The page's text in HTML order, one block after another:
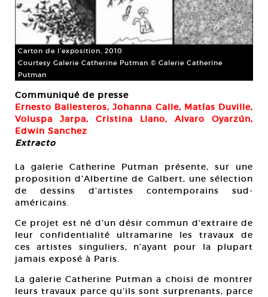
Carton de l’exposition, 2010
Courtesy Galerie Catherine Putman © Galerie Catherine
Putman
Communiqué de presse
Ernesto Ballesteros, Johanna Calle, Matías Duville,
Voluspa Jarpa, Cristina Llano, Alvaro Oyarzún,
Edwin Sanchez
Extracto
La galerie Catherine Putman présente, sur une
proposition d’Albertine de Galbert, une sélection
de dessins d’artistes contemporains sud-
américains.
Ce projet est né d’un désir commun d’extraire de
leur confidentialité ultramarine les travaux de
ces artistes singuliers, n’ayant pour la plupart
jamais exposé à Paris.
La galerie Catherine Putman a choisi de montrer
leurs travaux parce qu’ils sont surprenants, parce